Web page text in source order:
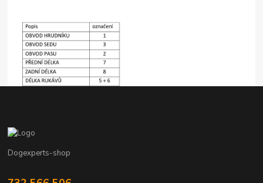
Dogexperts-shop